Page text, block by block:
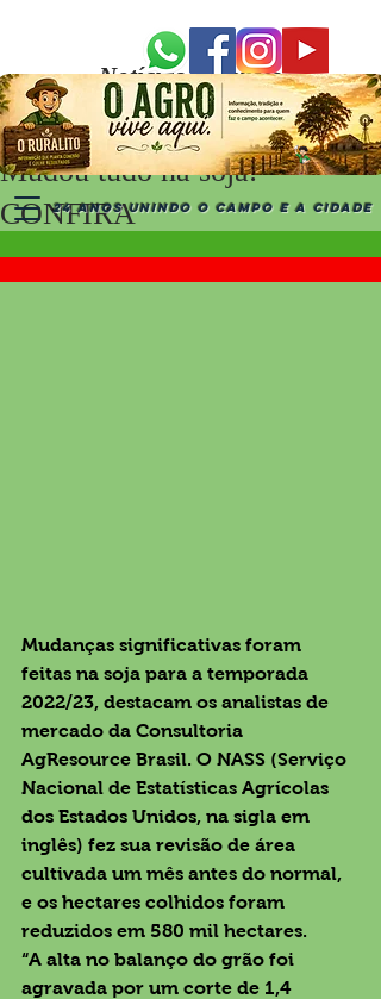
24 ANOS UNINDO O CAMPO E A CIDADE
Notícias Recentes
Mudou tudo na soja:
CONFIRA
Mudanças significativas foram
feitas na soja para a temporada
2022/23, destacam os analistas de
mercado da Consultoria
AgResource Brasil. O NASS (Serviço
Nacional de Estatísticas Agrícolas
dos Estados Unidos, na sigla em
inglês) fez sua revisão de área
cultivada um mês antes do normal,
e os hectares colhidos foram
reduzidos em 580 mil hectares.
“A alta no balanço do grão foi
agravada por um corte de 1,4